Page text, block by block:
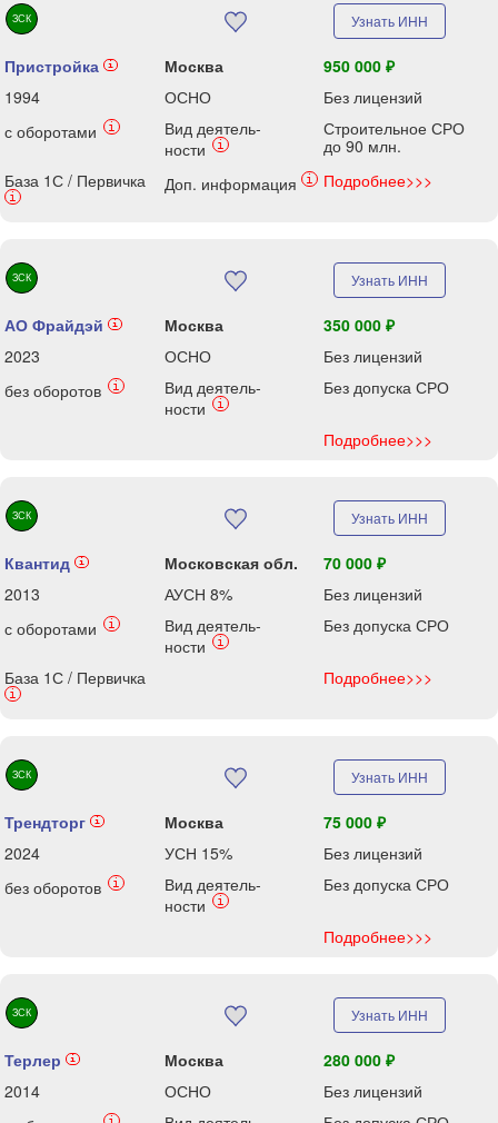
ЗСК Узнать ИНН
Пристройка i Москва
950 000 ₽
1994
ОСНО
Без лицензий
с оборотами
i
Вид деятель-
ности
i
Строительное СРО
до 90 млн.
База 1С / Первичка
i
Доп. информация i Подробнее>>>
ЗСК Узнать ИНН
АО Фрайдэй i Москва
350 000 ₽
2023
ОСНО
Без лицензий
без оборотов
i
Вид деятель-
ности
i
Без допуска СРО
Подробнее>>>
ЗСК Узнать ИНН
Квантид i Московская обл.
70 000 ₽
2013
АУСН 8%
Без лицензий
с оборотами
i
Вид деятель-
ности
i
Без допуска СРО
База 1С / Первичка
i
Подробнее>>>
ЗСК Узнать ИНН
Трендторг i Москва
75 000 ₽
2024
УСН 15%
Без лицензий
без оборотов
i
Вид деятель-
ности
i
Без допуска СРО
Подробнее>>>
ЗСК Узнать ИНН
Терлер i Москва
280 000 ₽
2014
ОСНО
Без лицензий